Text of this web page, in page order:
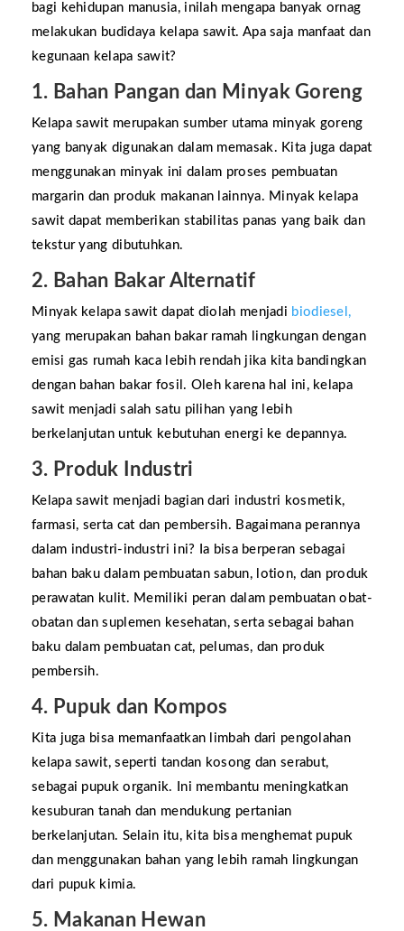
bagi kehidupan manusia, inilah mengapa banyak ornag
melakukan budidaya kelapa sawit. Apa saja manfaat dan
kegunaan kelapa sawit?
1. Bahan Pangan dan Minyak Goreng
Kelapa sawit merupakan sumber utama minyak goreng
yang banyak digunakan dalam memasak. Kita juga dapat
menggunakan minyak ini dalam proses pembuatan
margarin dan produk makanan lainnya. Minyak kelapa
sawit dapat memberikan stabilitas panas yang baik dan
tekstur yang dibutuhkan.
2. Bahan Bakar Alternatif
Minyak kelapa sawit dapat diolah menjadi biodiesel,
yang merupakan bahan bakar ramah lingkungan dengan
emisi gas rumah kaca lebih rendah jika kita bandingkan
dengan bahan bakar fosil . Oleh karena hal ini, kelapa
sawit menjadi salah satu pilihan yang lebih
berkelanjutan untuk kebutuhan energi ke depannya.
3. Produk Industri
Kelapa sawit menjadi bagian dari industri kosmetik,
farmasi, serta cat dan pembersih. Bagaimana perannya
dalam industri-industri ini? Ia bisa berperan sebagai
bahan baku dalam pembuatan sabun, lotion, dan produk
perawatan kulit. Memiliki peran dalam pembuatan obat-
obatan dan suplemen kesehatan, serta sebagai bahan
baku dalam pembuatan cat, pelumas, dan produk
pembersih.
4. Pupuk dan Kompos
Kita juga bisa memanfaatkan limbah dari pengolahan
kelapa sawit, seperti tandan kosong dan serabut,
sebagai pupuk organik. Ini membantu meningkatkan
kesuburan tanah dan mendukung pertanian
berkelanjutan. Selain itu, kita bisa menghemat pupuk
dan menggunakan bahan yang lebih ramah lingkungan
dari pupuk kimia.
5. Makanan Hewan